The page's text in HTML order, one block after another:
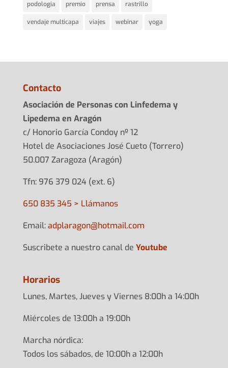
podologia premio prensa rastrillo
vendaje multicapa viajes webinar yoga
Contacto
Asociación de Personas con Linfedema y
Lipedema en Aragón
c/ Honorio García Condoy nº 12
Hotel de Asociaciones José Cueto (Torrero)
50.007 Zaragoza (Aragón)
Tfn: 976 379 024 (ext. 6)
650 835 345 > Llámanos
Email:adplaragon@hotmail.com
Suscribete a nuestro canal de Youtube
Horarios
Lunes, Martes, Jueves y Viernes 8:00h a 14:00h
Miércoles de 13:00h a 19:00h
Marcha nórdica:
Todos los sábados, de 10:00h a 12:00h